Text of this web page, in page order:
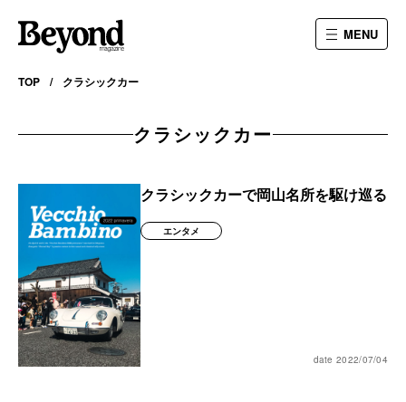
MENU
TOP クラシックカー
クラシックカー
クラシックカーで岡山名所を駆け巡る
エンタメ
date 2022/07/04